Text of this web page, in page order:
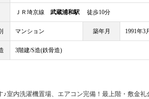
ＪＲ埼京線 武蔵浦和駅 徒歩10分
マンション 築年月 1991年3
3階建/S造(鉄骨造)
室内洗濯機置場、エアコン完備！最上階・敷金礼